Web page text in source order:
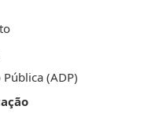
(ADP)